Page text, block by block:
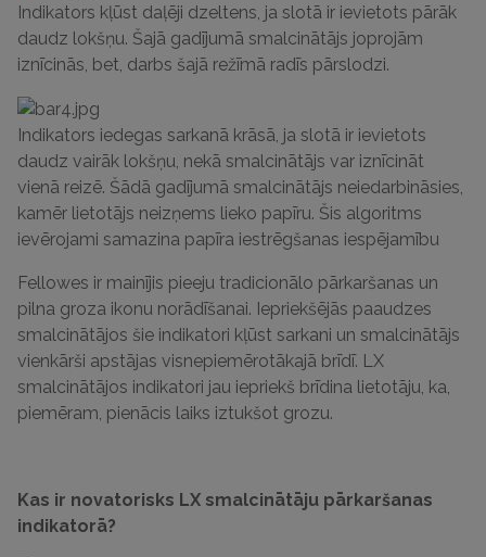
Indikators kļūst daļēji dzeltens, ja slotā ir ievietots pārāk
daudz lokšņu. Šajā gadījumā smalcinātājs joprojām
iznīcinās, bet, darbs šajā režīmā radīs pārslodzi.
Indikators iedegas sarkanā krāsā, ja slotā ir ievietots
daudz vairāk lokšņu, nekā smalcinātājs var iznīcināt
vienā reizē. Šādā gadījumā smalcinātājs neiedarbināsies,
kamēr lietotājs neizņems lieko papīru. Šis algoritms
ievērojami samazina papīra iestrēgšanas iespējamību
Fellowes ir mainījis pieeju tradicionālo pārkaršanas un
pilna groza ikonu norādīšanai. Iepriekšējās paaudzes
smalcinātājos šie indikatori kļūst sarkani un smalcinātājs
vienkārši apstājas visnepiemērotākajā brīdī. LX
smalcinātājos indikatori jau iepriekš brīdina lietotāju, ka,
piemēram, pienācis laiks iztukšot grozu.
Kas ir novatorisks LX smalcinātāju pārkaršanas
indikatorā?